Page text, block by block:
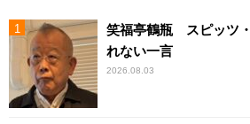
笑福亭鶴瓶 スピッツ
れない一言
2026.08.03